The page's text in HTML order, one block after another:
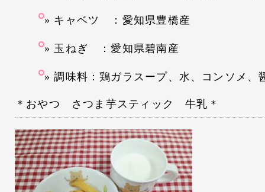
キャベツ ：愛知県豊橋産
玉ねぎ ：愛知県碧南産
調味料：鶏ガラスープ、水、コンソメ、
＊おやつ さつま芋スティック 牛乳＊